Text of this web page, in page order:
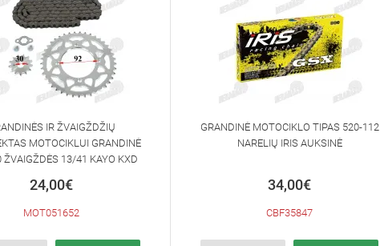
IR ŽVAIGŽDŽIŲ
MOTOCIKLUI GRANDINĖ
ŽVAIGŽDĖS 13/41 KAYO KXD
24,00€
MOT051652
GRANDINĖ MOTOCIKLO TIPAS 520-112
NARELIŲ IRIS AUKSINĖ
34,00€
CBF35847